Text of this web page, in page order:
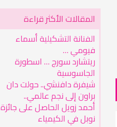
المقالات الأكثر قراءة
الفنانة التشكيلية أسماء
فيومي …
ريتشارد سورج … اسطورة
الجاسوسية
شيفرة دافنشي.. حولت دان
براون إلى نجم عالمي..
أحمد زويل الحاصل على جائزة
نوبل في الكيمياء